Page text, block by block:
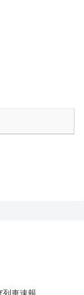
車速報.